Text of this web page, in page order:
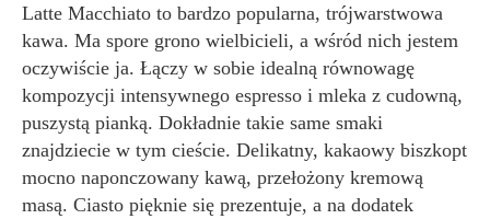
Latte Macchiato to bardzo popularna, trójwarstwowa
kawa. Ma spore grono wielbicieli, a wśród nich jestem
oczywiście ja. Łączy w sobie idealną równowagę
kompozycji intensywnego espresso i mleka z cudowną,
puszystą pianką. Dokładnie takie same smaki
znajdziecie w tym cieście. Delikatny, kakaowy biszkopt
mocno naponczowany kawą, przełożony kremową
masą. Ciasto pięknie się prezentuje, a na dodatek